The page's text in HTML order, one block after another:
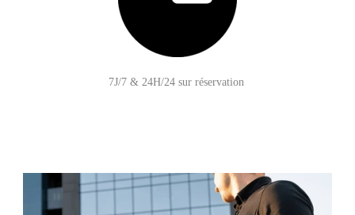
7J/7 & 24H/24 sur réservation